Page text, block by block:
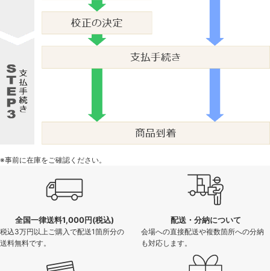
※事前に在庫をご確認ください。
全国一律送料1,000円(税込)
税込3万円以上ご購入で配送1箇所分の
送料無料です。
配送・分納について
会場への直接配送や複数箇所への分納
も対応します。